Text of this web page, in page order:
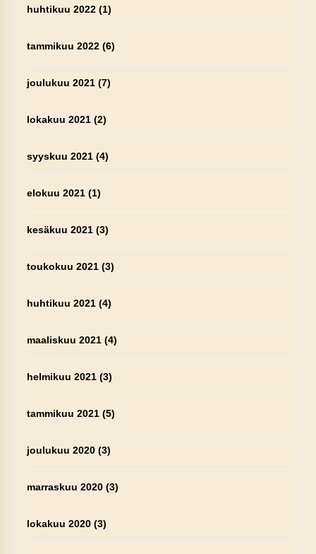
huhtikuu 2022(1)
tammikuu 2022(6)
joulukuu 2021(7)
lokakuu 2021(2)
syyskuu 2021(4)
elokuu 2021(1)
kesäkuu 2021(3)
toukokuu 2021(3)
huhtikuu 2021(4)
maaliskuu 2021(4)
helmikuu 2021(3)
tammikuu 2021(5)
joulukuu 2020(3)
marraskuu 2020(3)
lokakuu 2020(3)